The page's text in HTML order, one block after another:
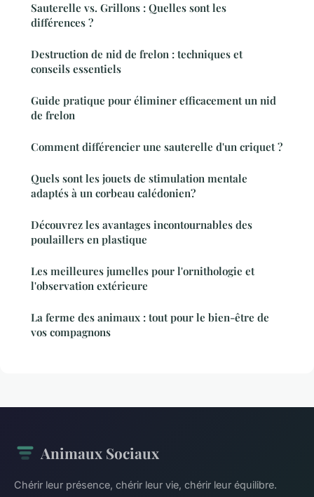
Sauterelle vs. Grillons : Quelles sont les
différences ?
Destruction de nid de frelon : techniques et
conseils essentiels
Guide pratique pour éliminer efficacement un nid
de frelon
Comment différencier une sauterelle d'un criquet ?
Quels sont les jouets de stimulation mentale
adaptés à un corbeau calédonien?
Découvrez les avantages incontournables des
poulaillers en plastique
Les meilleures jumelles pour l'ornithologie et
l'observation extérieure
La ferme des animaux : tout pour le bien-être de
vos compagnons
Animaux Sociaux
Chérir leur présence, chérir leur vie, chérir leur équilibre.